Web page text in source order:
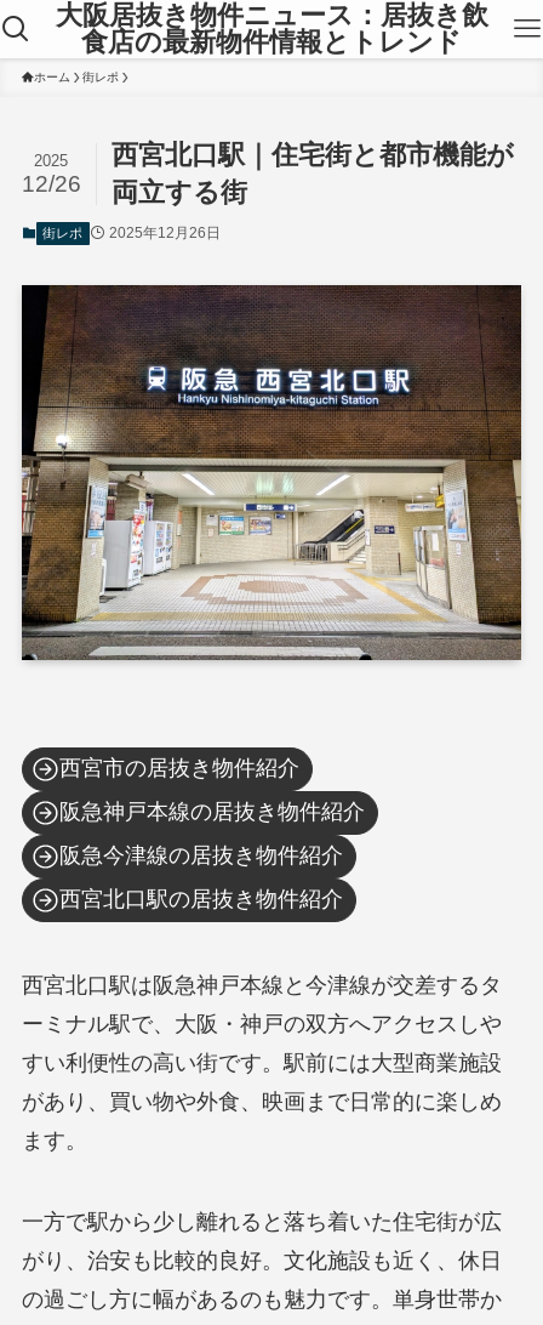
大阪居抜き物件ニュース：居抜き飲
食店の最新物件情報とトレンド
ホーム 街レポ
西宮北口駅｜住宅街と都市機能が
両立する街
2025
12/26
街レポ 2025年12月26日
西宮市の居抜き物件紹介
阪急神戸本線の居抜き物件紹介
阪急今津線の居抜き物件紹介
西宮北口駅の居抜き物件紹介
西宮北口駅は阪急神戸本線と今津線が交差するタ
ーミナル駅で、大阪・神戸の双方へアクセスしや
すい利便性の高い街です。駅前には大型商業施設
があり、買い物や外食、映画まで日常的に楽しめ
ます。
一方で駅から少し離れると落ち着いた住宅街が広
がり、治安も比較的良好。文化施設も近く、休日
の過ごし方に幅があるのも魅力です。単身世帯か